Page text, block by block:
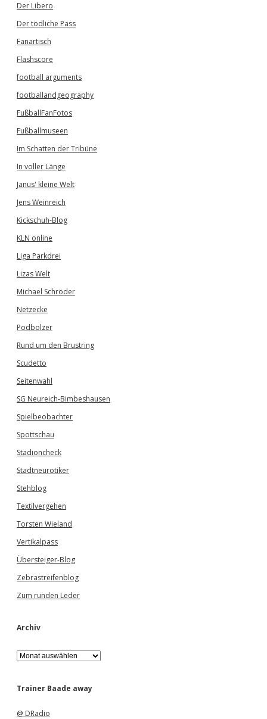
Der Libero
Der tödliche Pass
Fanartisch
Flashscore
football arguments
footballandgeography
FußballFanFotos
Fußballmuseen
Im Schatten der Tribüne
In voller Länge
Janus' kleine Welt
Jens Weinreich
Kickschuh-Blog
KLN online
Liga Parkdrei
Lizas Welt
Michael Schröder
Netzecke
Podbolzer
Rund um den Brustring
Scudetto
Seitenwahl
SG Neureich-Bimbeshausen
Spielbeobachter
Spottschau
Stadioncheck
Stadtneurotiker
Stehblog
Textilvergehen
Torsten Wieland
Vertikalpass
Übersteiger-Blog
Zebrastreifenblog
Zum runden Leder
Archiv
A
r
h
Trainer Baade away
@ DRadio